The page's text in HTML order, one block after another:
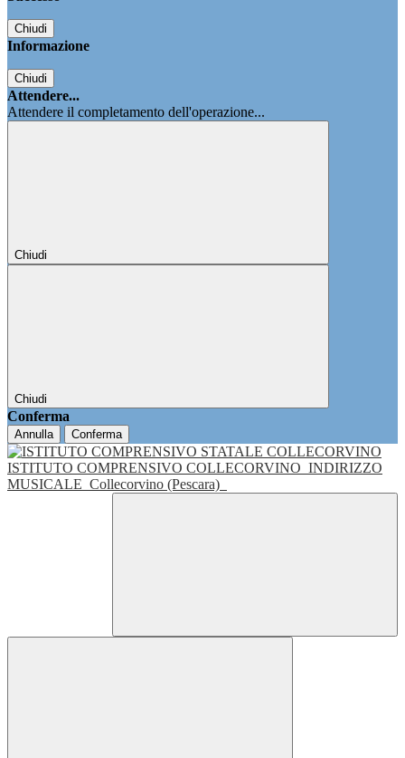
Chiudi
Informazione
Chiudi
Attendere...
Attendere il completamento dell'operazione...
Chiudi
Chiudi
Conferma
Annulla Conferma
ISTITUTO COMPRENSIVO COLLECORVINO INDIRIZZO
MUSICALE Collecorvino (Pescara)